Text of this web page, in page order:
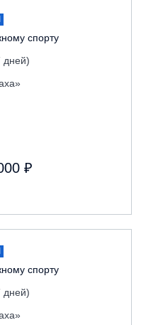
спорту
дней)
₽
спорту
дней)